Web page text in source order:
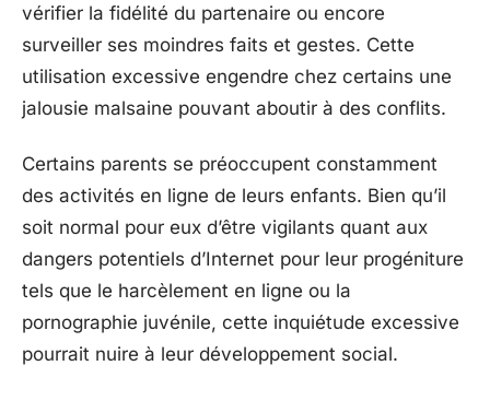
vérifier la fidélité du partenaire ou encore
surveiller ses moindres faits et gestes. Cette
utilisation excessive engendre chez certains une
jalousie malsaine pouvant aboutir à des conflits.
Certains parents se préoccupent constamment
des activités en ligne de leurs enfants. Bien qu’il
soit normal pour eux d’être vigilants quant aux
dangers potentiels d’Internet pour leur progéniture
tels que le harcèlement en ligne ou la
pornographie juvénile, cette inquiétude excessive
pourrait nuire à leur développement social.